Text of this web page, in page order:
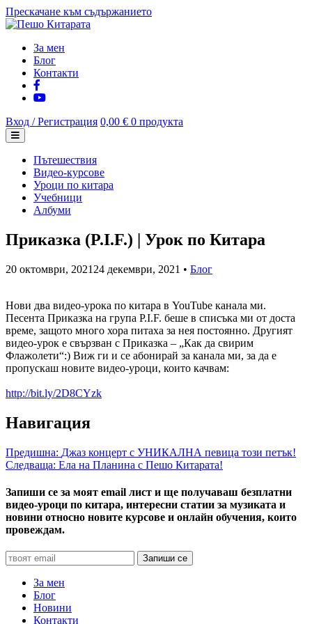
Прескачане към съдържанието
За мен
Блог
Контакти
Вход / Регистрация 0,00 € 0 продукта
Пътешествия
Видео-курсове
Уроци по китара
Учебници
Албуми
Приказка (P.I.F.) | Урок по Китара
20 октомври, 2021 24 декември, 2021 • Блог
Нови два видео-урока по китара в YouTube канала ми.
Песента Приказка на група P.I.F. беше в списъка ми от доста
време, защото много хора питаха за нея постоянно. Другият
видео-урок е свързван с Приказка – „Как да свирим
Флажолети“:) Виж ги и се абонирай за канала ми, за да е
пропускаш новите видео-уроци, които качвам:
http://bit.ly/2D8CYzk
Навигация
Предишна: Джаз концерт с УНИКАЛНА певица този петък!
Следваща: Ела на Планина с Пешо Китарата!
Запиши се за моят email лист и ще получаваш безплатни
видео-уроци по китара, интересни статии за музиката и
новини относно новите курсове и онлайн обучения, които
провеждам.
За мен
Блог
Новини
Контакти